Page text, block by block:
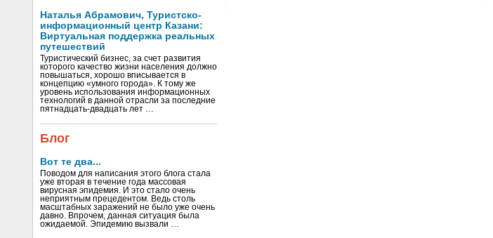
Наталья Абрамович, Туристско-
информационный центр Казани:
Виртуальная поддержка реальных
путешествий
Туристический бизнес, за счет развития
которого качество жизни населения должно
повышаться, хорошо вписывается в
концепцию «умного города». К тому же
уровень использования информационных
технологий в данной отрасли за последние
пятнадцать-двадцать лет …
Блог
Вот те два...
Поводом для написания этого блога стала
уже вторая в течение года массовая
вирусная эпидемия. И это стало очень
неприятным прецедентом. Ведь столь
масштабных заражений не было уже очень
давно. Впрочем, данная ситуация была
ожидаемой. Эпидемию вызвали …